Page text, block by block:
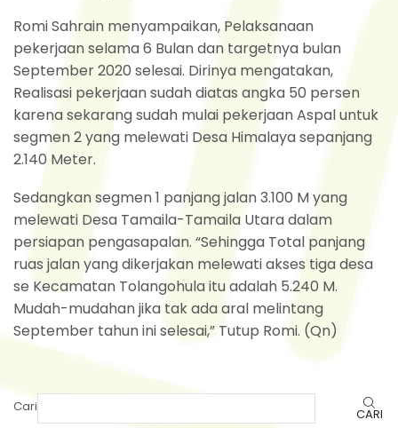
Romi Sahrain menyampaikan, Pelaksanaan
pekerjaan selama 6 Bulan dan targetnya bulan
September 2020 selesai. Dirinya mengatakan,
Realisasi pekerjaan sudah diatas angka 50 persen
karena sekarang sudah mulai pekerjaan Aspal untuk
segmen 2 yang melewati Desa Himalaya sepanjang
2.140 Meter.
Sedangkan segmen 1 panjang jalan 3.100 M yang
melewati Desa Tamaila-Tamaila Utara dalam
persiapan pengasapalan. “Sehingga Total panjang
ruas jalan yang dikerjakan melewati akses tiga desa
se Kecamatan Tolangohula itu adalah 5.240 M.
Mudah-mudahan jika tak ada aral melintang
September tahun ini selesai,” Tutup Romi. (Qn)
Cari CARI